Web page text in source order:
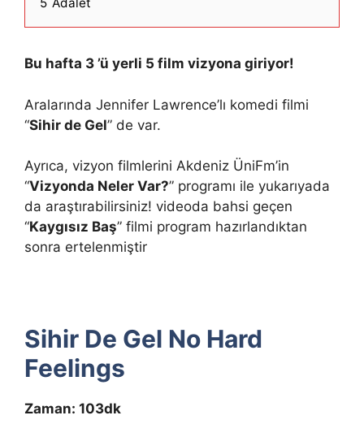
Bu hafta 3 ’ü yerli 5 film vizyona giriyor!
Aralarında Jennifer Lawrence’lı komedi filmi
“Sihir de Gel” de var.
Ayrıca, vizyon filmlerini Akdeniz ÜniFm’in
“Vizyonda Neler Var?” programı ile yukarıyada
da araştırabilirsiniz! videoda bahsi geçen
“Kaygısız Baş” filmi program hazırlandıktan
sonra ertelenmiştir
Sihir De Gel No Hard
Feelings
Zaman: 103dk